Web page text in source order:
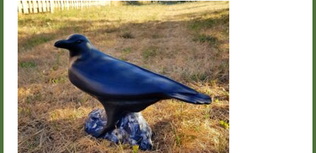
Groupes
Livre d’or
Contact